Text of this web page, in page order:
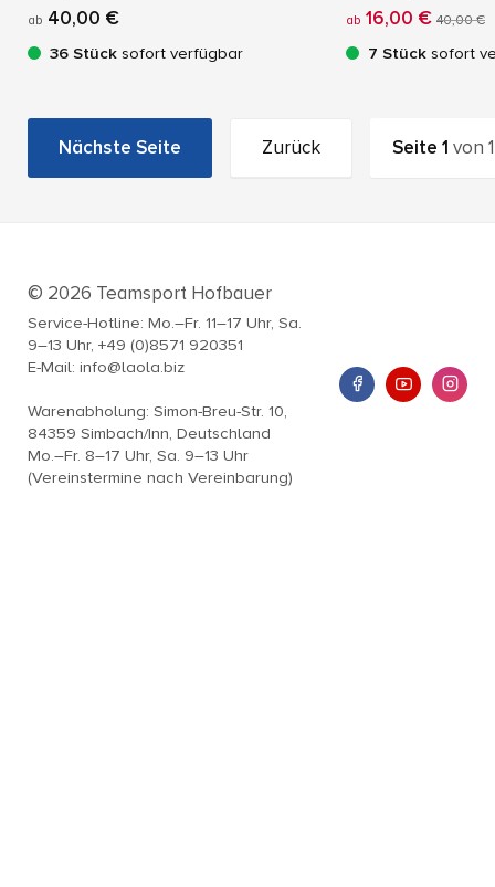
ab 40,00 €
36 Stück sofort verfügbar
ab 16,00 € 40,00 €
7 Stück sofort
Nächste Seite Zurück Seite1 von1
© 2026 Teamsport Hofbauer
Service-Hotline: Mo.–Fr. 11–17 Uhr, Sa.
9–13 Uhr, +49 (0)8571 920351
E-Mail: info@laola.biz
Warenabholung: Simon-Breu-Str. 10,
84359 Simbach/Inn, Deutschland
Mo.–Fr. 8–17 Uhr, Sa. 9–13 Uhr
(Vereinstermine nach Vereinbarung)